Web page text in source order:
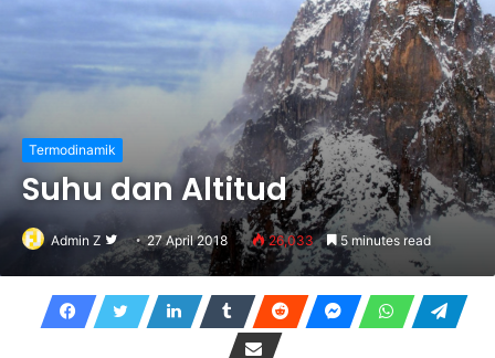
Termodinamik
Suhu dan Altitud
Admin Z
Follow
on
Twitter
27 April 2018 26,033 5 minutes read